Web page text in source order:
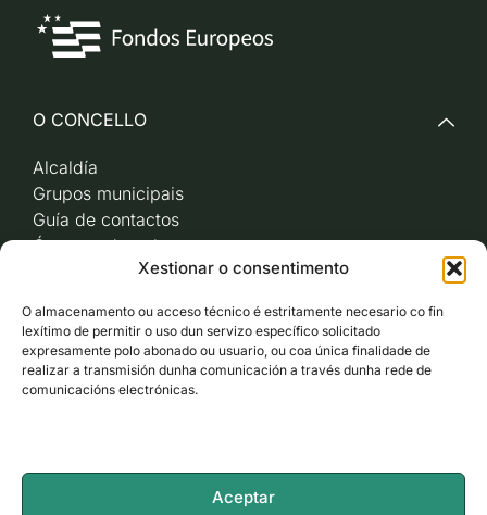
Xestionar o consentimento
O almacenamento ou acceso técnico é estritamente necesario co fin
lexítimo de permitir o uso dun servizo específico solicitado
expresamente polo abonado ou usuario, ou coa única finalidade de
realizar a transmisión dunha comunicación a través dunha rede de
comunicacións electrónicas.
Aceptar
O CONCELLO
Alcaldía
Grupos municipais
Guía de contactos
Órganos de goberno
Acceso a videoactas
xunta de goberno local
Imaxe corporativa
CARBALLO AO DÍA